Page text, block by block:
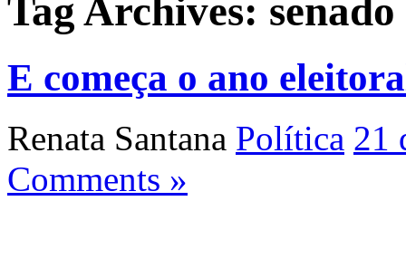
Tag Archives: senado
E começa o ano
Renata Santana Política 21
Comments »